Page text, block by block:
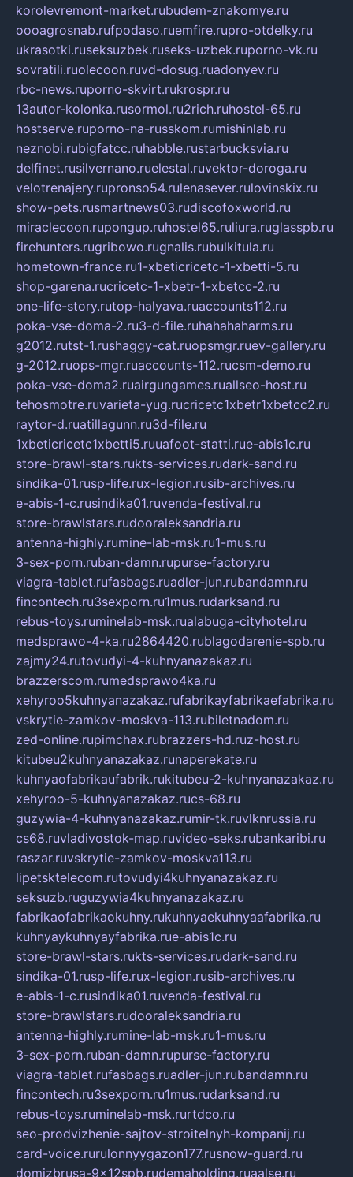
korolevremont-market.rubudem-znakomye.ru
oooagrosnab.rufpodaso.ruemfire.rupro-otdelky.ru
ukrasotki.ruseksuzbek.ruseks-uzbek.ruporno-vk.ru
sovratili.ruolecoon.ruvd-dosug.ruadonyev.ru
rbc-news.ruporno-skvirt.rukrospr.ru
13autor-kolonka.rusormol.ru2rich.ruhostel-65.ru
hostserve.ruporno-na-russkom.rumishinlab.ru
neznobi.rubigfatcc.ruhabble.rustarbucksvia.ru
delfinet.rusilvernano.ruelestal.ruvektor-doroga.ru
velotrenajery.rupronso54.rulenasever.rulovinskix.ru
show-pets.rusmartnews03.rudiscofoxworld.ru
miraclecoon.rupongup.ruhostel65.ruliura.ruglasspb.ru
firehunters.rugribowo.rugnalis.rubulkitula.ru
hometown-france.ru1-xbeticricetc-1-xbetti-5.ru
shop-garena.rucricetc-1-xbetr-1-xbetcc-2.ru
one-life-story.rutop-halyava.ruaccounts112.ru
poka-vse-doma-2.ru3-d-file.ruhahahaharms.ru
g2012.rutst-1.rushaggy-cat.ruopsmgr.ruev-gallery.ru
g-2012.ruops-mgr.ruaccounts-112.rucsm-demo.ru
poka-vse-doma2.ruairgungames.ruallseo-host.ru
tehosmotre.ruvarieta-yug.rucricetc1xbetr1xbetcc2.ru
raytor-d.ruatillagunn.ru3d-file.ru
1xbeticricetc1xbetti5.ruuafoot-statti.rue-abis1c.ru
store-brawl-stars.rukts-services.rudark-sand.ru
sindika-01.rusp-life.rux-legion.rusib-archives.ru
e-abis-1-c.rusindika01.ruvenda-festival.ru
store-brawlstars.rudooraleksandria.ru
antenna-highly.rumine-lab-msk.ru1-mus.ru
3-sex-porn.ruban-damn.rupurse-factory.ru
viagra-tablet.rufasbags.ruadler-jun.rubandamn.ru
fincontech.ru3sexporn.ru1mus.rudarksand.ru
rebus-toys.ruminelab-msk.rualabuga-cityhotel.ru
medsprawo-4-ka.ru2864420.rublagodarenie-spb.ru
zajmy24.rutovudyi-4-kuhnyanazakaz.ru
brazzerscom.rumedsprawo4ka.ru
xehyroo5kuhnyanazakaz.rufabrikayfabrikaefabrika.ru
vskrytie-zamkov-moskva-113.rubiletnadom.ru
zed-online.rupimchax.rubrazzers-hd.ruz-host.ru
kitubeu2kuhnyanazakaz.runaperekate.ru
kuhnyaofabrikaufabrik.rukitubeu-2-kuhnyanazakaz.ru
xehyroo-5-kuhnyanazakaz.rucs-68.ru
guzywia-4-kuhnyanazakaz.rumir-tk.ruvlknrussia.ru
cs68.ruvladivostok-map.ruvideo-seks.rubankaribi.ru
raszar.ruvskrytie-zamkov-moskva113.ru
lipetsktelecom.rutovudyi4kuhnyanazakaz.ru
seksuzb.ruguzywia4kuhnyanazakaz.ru
fabrikaofabrikaokuhny.rukuhnyaekuhnyaafabrika.ru
kuhnyaykuhnyayfabrika.rue-abis1c.ru
store-brawl-stars.rukts-services.rudark-sand.ru
sindika-01.rusp-life.rux-legion.rusib-archives.ru
e-abis-1-c.rusindika01.ruvenda-festival.ru
store-brawlstars.rudooraleksandria.ru
antenna-highly.rumine-lab-msk.ru1-mus.ru
3-sex-porn.ruban-damn.rupurse-factory.ru
viagra-tablet.rufasbags.ruadler-jun.rubandamn.ru
fincontech.ru3sexporn.ru1mus.rudarksand.ru
rebus-toys.ruminelab-msk.rurtdco.ru
seo-prodvizhenie-sajtov-stroitelnyh-kompanij.ru
card-voice.rurulonnyygazon177.rusnow-guard.ru
domizbrusa-9x12spb.rudemaholding.ruaalse.ru